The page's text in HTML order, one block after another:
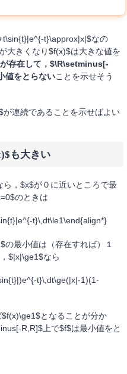
t}\approx|x|$なの
大きくなり$f(x)$は大きな値を
存在して，$\R\setminus[-
値をとらないことを示せそう
連続であることを示せばよい
も大きい
，$x$が０に近いところで最
のときは
t}\,dt\le1\end{align*}
最小値は（存在すれば）１
$|x|\ge1$なら
t}\,dt\ge(|x|-1)(1-
となることが分か
R,R]$上で$f$は最小値をと